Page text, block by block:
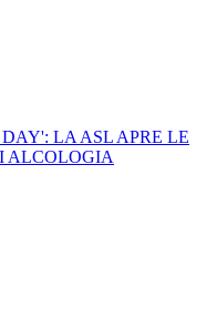
LA ASL APRE LE
ALCOLOGIA